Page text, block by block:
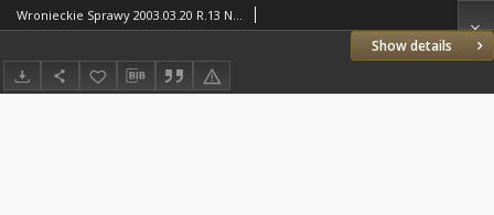
Show details
Wronieckie Sprawy 2003.03.20 R.13 Nr11(291)